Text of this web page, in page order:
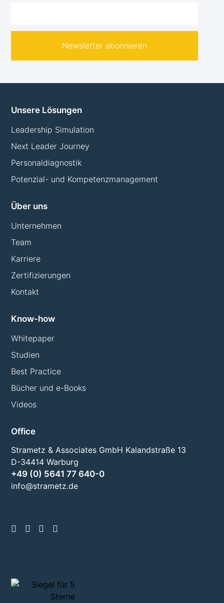
Newsletter abonnieren
Unsere Lösungen
Leadership Simulation
Next Leader Journey
Personaldiagnostik
Potenzial- und Kompetenzmanagement
Über uns
Unternehmen
Team
Karriere
Zertifizierungen
Kontakt
Know-how
Whitepaper
Studien
Best Practice
Bücher und e-Books
Videos
Office
Strametz & Associates GmbH Kalandstraße 13
D-34414 Warburg
+49 (0) 5641 77 640-0
info@strametz.de